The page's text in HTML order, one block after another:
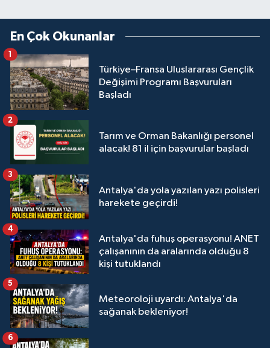
En Çok Okunanlar
Türkiye–Fransa Uluslararası Gençlik
Değişimi Programı Başvuruları
Başladı
1
Tarım ve Orman Bakanlığı personel
alacak! 81 il için başvurular başladı
2
Antalya'da yola yazılan yazı polisleri
harekete geçirdi!
3
Antalya'da fuhuş operasyonu! ANET
çalışanının da aralarında olduğu 8
kişi tutuklandı
4
Meteoroloji uyardı: Antalya'da
sağanak bekleniyor!
5
6